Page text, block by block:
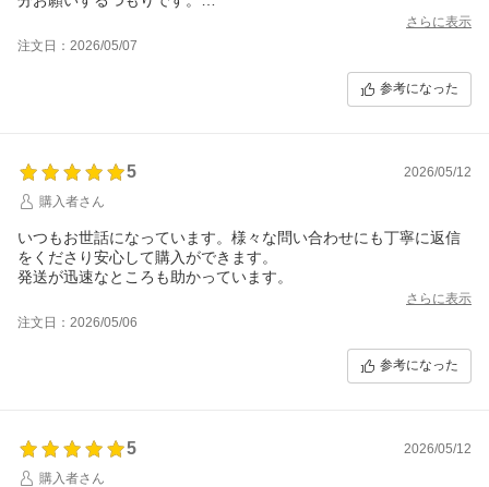
さらに表示
注文日：2026/05/07
参考になった
5
2026/05/12
購入者さん
いつもお世話になっています。様々な問い合わせにも丁寧に返信
をくださり安心して購入ができます。
発送が迅速なところも助かっています。
さらに表示
注文日：2026/05/06
参考になった
5
2026/05/12
購入者さん